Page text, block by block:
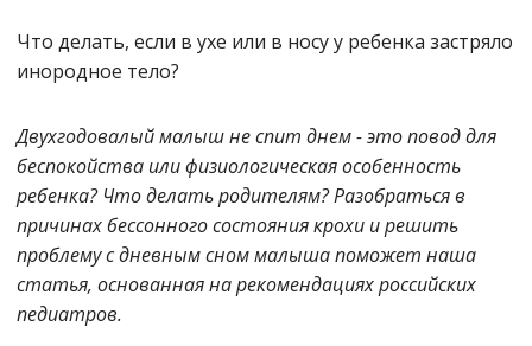
Что делать, если в ухе или в носу у ребенка застряло
инородное тело?
Двухгодовалый малыш не спит днем - это повод для
беспокойства или физиологическая особенность
ребенка? Что делать родителям? Разобраться в
причинах бессонного состояния крохи и решить
проблему с дневным сном малыша поможет наша
статья, основанная на рекомендациях российских
педиатров.